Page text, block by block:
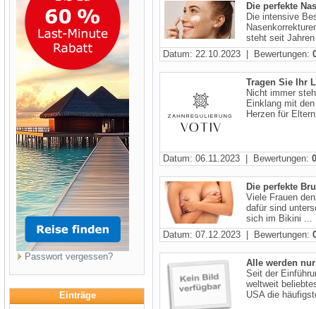
Passwort vergessen?
Einträge
Die perfekte
Die intensive
steht seit
Datum: 22.10.2023 | Bewertungen:
Tragen Sie Ihr
Nicht immer
Einklang mit
Herzen für
Datum: 06.11.2023 | Bewertungen: 0
Die perfekte
Viele Frauen
dafür sind
sich im Bikini ...
Datum: 07.12.2023 | Bewertungen:
Alle werden
Seit der
weltweit
USA die